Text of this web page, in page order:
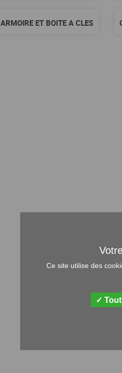
ARMOIRE ET BOITE A CLES
Ce site utilise des